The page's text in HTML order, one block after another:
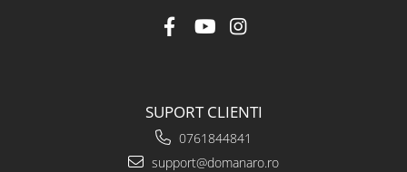
SUPORT CLIENTI
0761844841
support@domanaro.ro